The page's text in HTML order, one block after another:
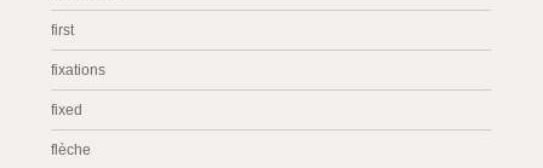
first
fixations
fixed
flèche